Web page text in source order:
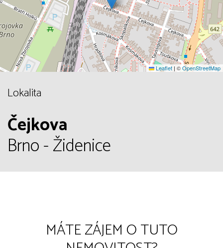
Leaflet | ©OpenStreetMap
Lokalita
Čejkova
Brno - Židenice
MÁTE ZÁJEM O TUTO